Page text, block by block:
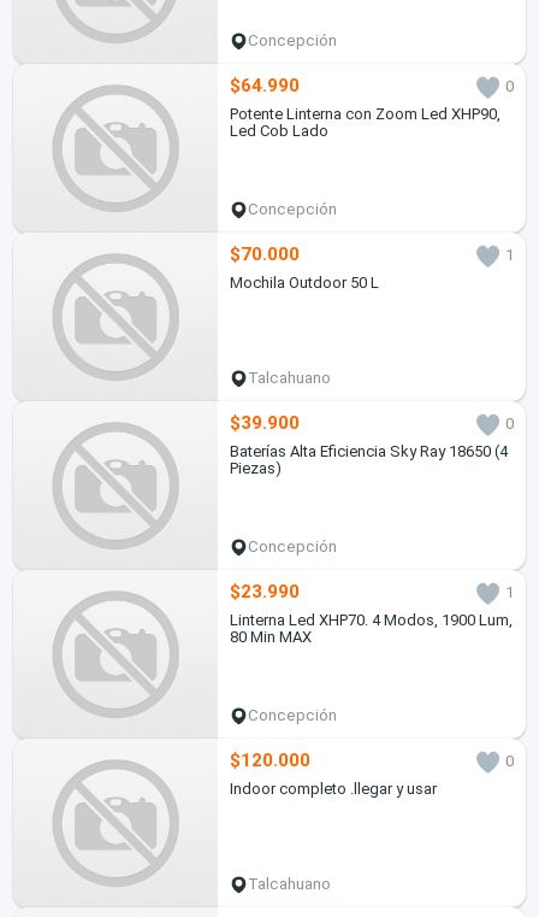
Concepción
$64.990
0
Potente Linterna con Zoom Led XHP90,
Led Cob Lado
Concepción
$70.000
1
Mochila Outdoor 50 L
Talcahuano
$39.900
0
Baterías Alta Eficiencia Sky Ray 18650 (4
Piezas)
Concepción
$23.990
1
Linterna Led XHP70. 4 Modos, 1900 Lum,
80 Min MAX
Concepción
$120.000
0
Indoor completo .llegar y usar
Talcahuano